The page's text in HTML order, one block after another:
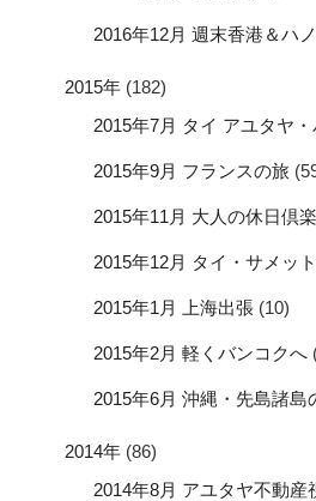
2016年12月 週末香港＆ハ
2015年 (182)
2015年7月 タイ アユタヤ
2015年9月 フランスの旅
2015年11月 大人の休日倶
2015年12月 タイ・サメッ
2015年1月 上海出張 (10)
2015年2月 軽くバンコクへ
2015年6月 沖縄・先島諸島
2014年 (86)
2014年8月 アユタヤ不動産